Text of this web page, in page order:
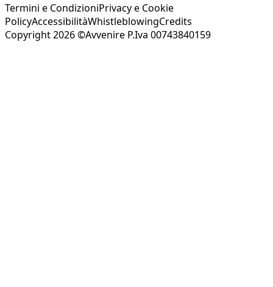
Termini e CondizioniPrivacy e Cookie
PolicyAccessibilitàWhistleblowingCredits
Copyright 2026 ©Avvenire P.Iva 00743840159